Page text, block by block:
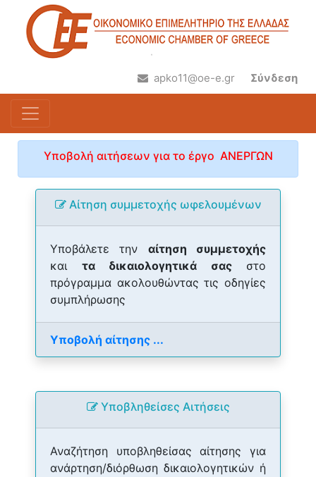
apko11@oe-e.gr Σύνδεση
Υποβολή αιτήσεων για το έργο ΑΝΕΡΓΩΝ
Αίτηση συμμετοχής ωφελουμένων
Υποβάλετε την αίτηση συμμετοχής
και τα δικαιολογητικά σαςστο
πρόγραμμα ακολουθώντας τις οδηγίες
συμπλήρωσης
Υποβολή αίτησης ...
Yποβληθείσες Αιτήσεις
Αναζήτηση υποβληθείσας αίτησης για
ανάρτηση/διόρθωση δικαιολογητικών ή